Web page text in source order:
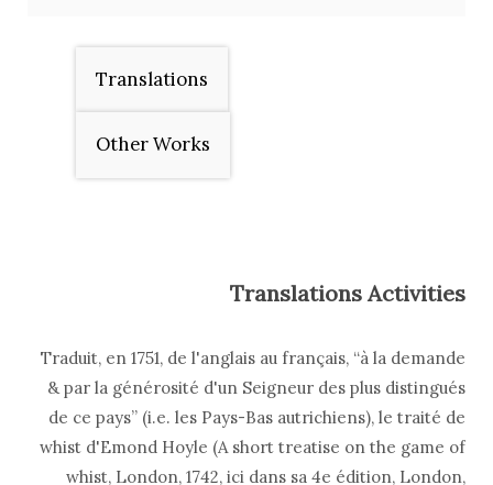
Translations
Other Works
Translations Activities
Traduit, en 1751, de l'anglais au français, “à la demande
& par la générosité d'un Seigneur des plus distingués
de ce pays” (i.e. les Pays-Bas autrichiens), le traité de
whist d'Emond Hoyle (A short treatise on the game of
whist, London, 1742, ici dans sa 4e édition, London,